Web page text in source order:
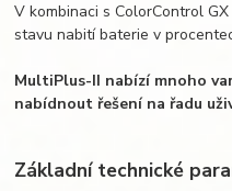
V kombinaci s ColorControl
stavu nabití baterie v
MultiPlus-II nabízí mnoho
nabídnout řešení na řadu
Základní technické